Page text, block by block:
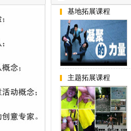
基地拓展课程
主题拓展课程